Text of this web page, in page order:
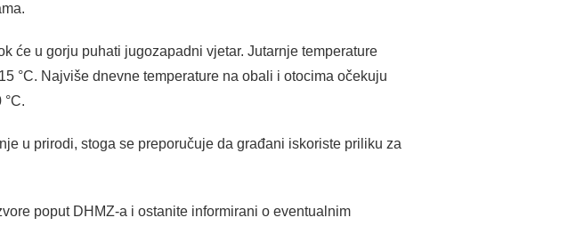
će u gorju puhati jugozapadni vjetar. Jutarnje temperature
°C. Najviše dnevne temperature na obali i otocima očekuju
u prirodi, stoga se preporučuje da građani iskoriste priliku za
poput DHMZ-a i ostanite informirani o eventualnim